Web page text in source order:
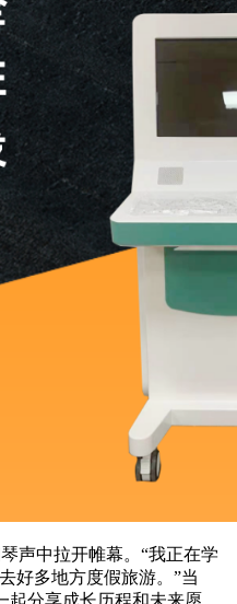
声中拉开帷幕。“我正在学
好多地方度假旅游。”当
起分享成长历程和未来愿